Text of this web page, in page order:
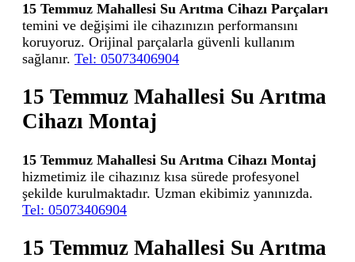
15 Temmuz Mahallesi Su Arıtma Cihazı Parçaları
temini ve değişimi ile cihazınızın performansını
koruyoruz. Orijinal parçalarla güvenli kullanım
sağlanır. Tel: 05073406904
15 Temmuz Mahallesi Su Arıtma
Cihazı Montaj
15 Temmuz Mahallesi Su Arıtma Cihazı Montaj
hizmetimiz ile cihazınız kısa sürede profesyonel
şekilde kurulmaktadır. Uzman ekibimiz yanınızda.
Tel: 05073406904
15 Temmuz Mahallesi Su Arıtma